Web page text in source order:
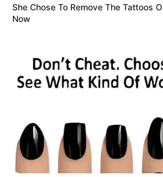
She Chose To Remove The Tattoos
Now